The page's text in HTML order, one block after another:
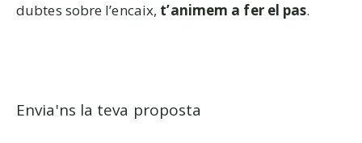
dubtes sobre l’encaix, t’animem a fer el pas.
Envia'ns la teva proposta